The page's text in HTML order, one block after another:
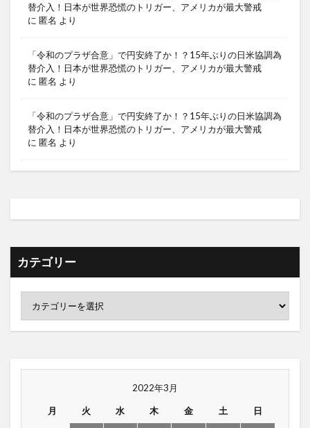
替介入！日本が世界恐慌のトリガー、アメリカが最大警戒
に 匿名 より
「令和のプラザ合意」で円安終了か！？15年ぶりの日米協調為
替介入！日本が世界恐慌のトリガー、アメリカが最大警戒
に 匿名 より
「令和のプラザ合意」で円安終了か！？15年ぶりの日米協調為
替介入！日本が世界恐慌のトリガー、アメリカが最大警戒
に 匿名 より
カテゴリー
2022年3月
月 火 水 木 金 土 日